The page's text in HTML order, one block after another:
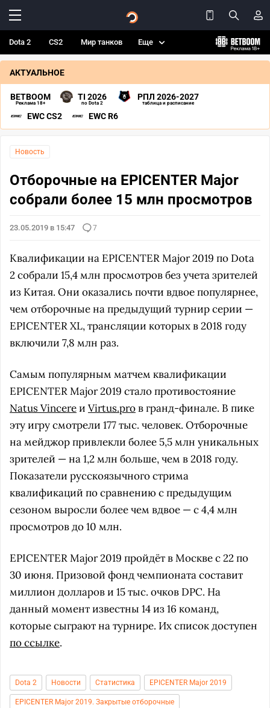
Dota 2 CS2 Мир танков Еще
АКТУАЛЬНОЕ
BETBOOM
Реклама 18+
TI 2026
по Dota 2
РПЛ 2026-2027
таблица и расписание
EWC CS2 EWC R6
Новость
Отборочные на EPICENTER Major
собрали более 15 млн просмотров
23.05.2019 в 15:47 7
Квалификации на EPICENTER Major 2019 по Dota
2 собрали 15,4 млн просмотров без учета зрителей
из Китая. Они оказались почти вдвое популярнее,
чем отборочные на предыдущий турнир серии —
EPICENTER XL, трансляции которых в 2018 году
включили 7,8 млн раз.
Самым популярным матчем квалификации
EPICENTER Major 2019 стало противостояние
Natus Vincereи Virtus.proв гранд-финале. В пике
эту игру смотрели 177 тыс. человек. Отборочные
на мейджор привлекли более 5,5 млн уникальных
зрителей — на 1,2 млн больше, чем в 2018 году.
Показатели русскоязычного стрима
квалификаций по сравнению с предыдущим
сезоном выросли более чем вдвое — с 4,4 млн
просмотров до 10 млн.
EPICENTER Major 2019 пройдёт в Москве с 22 по
30 июня. Призовой фонд чемпионата составит
миллион долларов и 15 тыс. очков DPC. На
данный момент известны 14 из 16 команд,
которые сыграют на турнире. Их список доступен
по ссылке.
Dota 2 Новости Статистика EPICENTER Major 2019
EPICENTER Major 2019. Закрытые отборочные